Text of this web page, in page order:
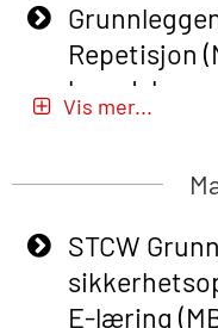
Repetisjon
E-læring
Basic
Basic
Course
Vis mer...
STCW
E-læring